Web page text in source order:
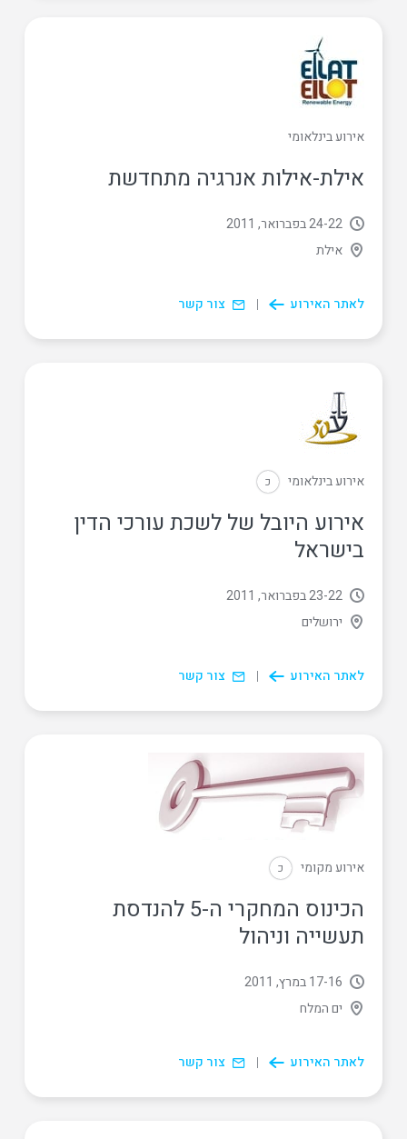
אילת-אילות אנרגיה מתחדשת
אירוע בינלאומי
22
‏-24 בפברואר, 2011
אילת
לאתר האירוע צור קשר
אירוע היובל של לשכת עורכי הדין
בישראל
אירוע בינלאומי כ
22
‏-23 בפברואר, 2011
ירושלים
לאתר האירוע צור קשר
הכינוס המחקרי ה-5 להנדסת
תעשייה וניהול
אירוע מקומי כ
16
‏-17 במרץ, 2011
ים המלח
לאתר האירוע צור קשר